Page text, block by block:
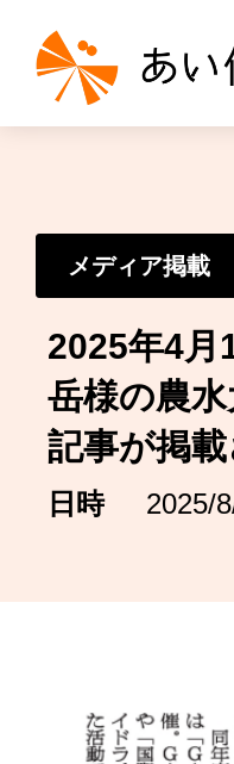
メディア掲載
2025年4
岳様の農
記事が掲載
日時 2025/